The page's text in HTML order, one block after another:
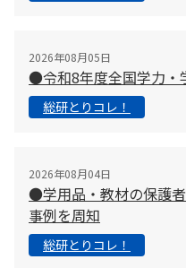
2026年08月05日
●令和8年度全国学力・
総研とりコレ！
2026年08月04日
●学用品・教材の保護
事例を周知
総研とりコレ！